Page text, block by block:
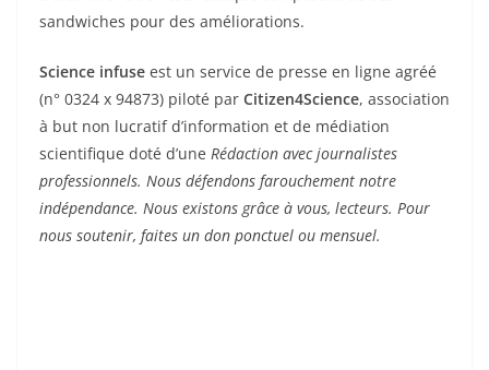
sandwiches pour des améliorations.
Science infuse est un service de presse en ligne agréé
(n° 0324 x 94873) piloté par Citizen4Science, association
à but non lucratif d’information et de médiation
scientifique doté d’une Rédaction avec journalistes
professionnels. Nous défendons farouchement notre
indépendance. Nous existons grâce à vous, lecteurs. Pour
nous soutenir, faites un don ponctuel ou mensuel.